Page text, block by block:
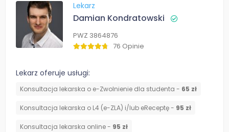
Lekarz
Damian Kondratowski
PWZ 3864876
76 Opinie
Lekarz oferuje usługi:
Konsultacja lekarska o e-Zwolnienie dla studenta - 65 zł
Konsultacja lekarska o L4 (e-ZLA) i/lub eReceptę - 95 zł
Konsultacja lekarska online - 95 zł